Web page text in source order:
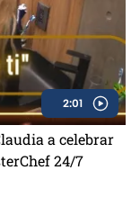
2:01
a celebrar
24/7